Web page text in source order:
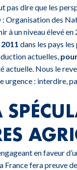
pas dire que les
Organisation des
à un niveau élevé
dans les pays
actuelles,
actuelle. Nous le
: interdire,
en faveur
fera preuve